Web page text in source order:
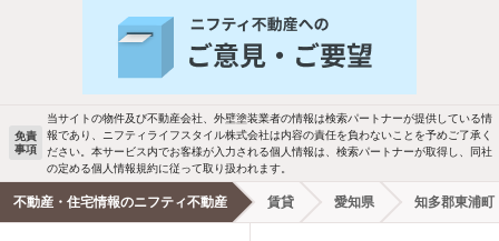
バス・トイレ別 2階以上
駐車場あり ペット相談
洗濯機置場あり 独立洗面台
エアコンあり 都市ガス
免責
事項
当サイトの物件及び不動産会社、外壁塗装業者の情報は検索パートナーが提供している情
報であり、ニフティライフスタイル株式会社は内容の責任を負わないことを予めご了承く
ださい。本サービス内でお客様が入力される個人情報は、検索パートナーが取得し、同社
の定める個人情報規約に従って取り扱われます。
不動産・住宅情報のニフティ不動産 賃貸 愛知県 知多郡東浦町